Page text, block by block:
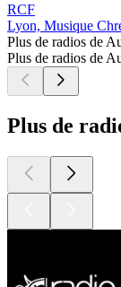
RCF
Lyon, Musique
Plus de radios de
Plus de radios de
Plus de